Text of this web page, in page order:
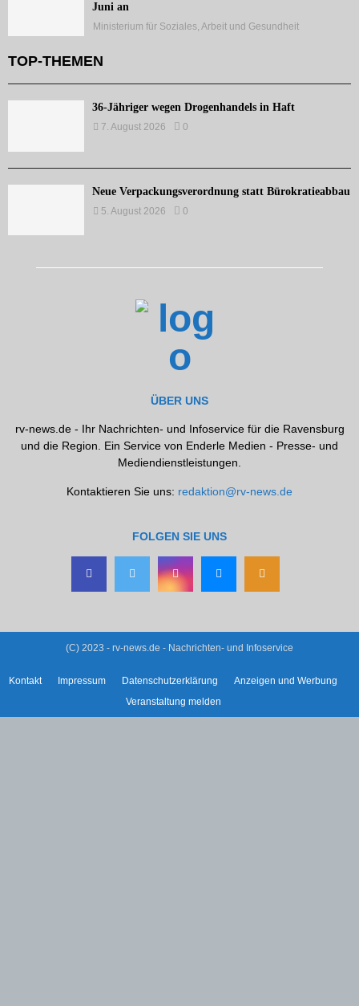
Juni an
Ministerium für Soziales, Arbeit und Gesundheit
TOP-THEMEN
36-Jähriger wegen Drogenhandels in Haft
7. August 2026 0
Neue Verpackungsverordnung statt Bürokratieabbau
5. August 2026 0
ÜBER UNS
rv-news.de - Ihr Nachrichten- und Infoservice für die Ravensburg
und die Region. Ein Service von Enderle Medien - Presse- und
Mediendienstleistungen.
Kontaktieren Sie uns: redaktion@rv-news.de
FOLGEN SIE UNS
(C) 2023 - rv-news.de - Nachrichten- und Infoservice
Kontakt Impressum Datenschutzerklärung
Anzeigen und Werbung
Veranstaltung melden